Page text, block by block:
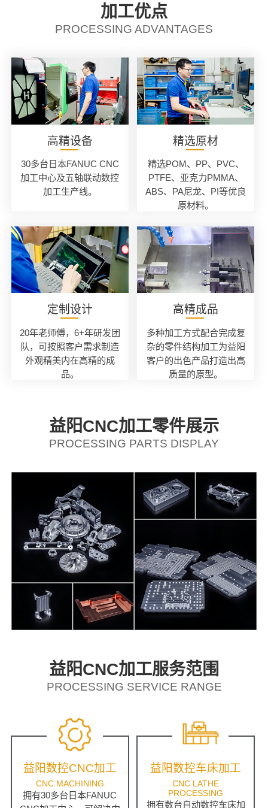
加工优点
PROCESSING ADVANTAGES
高精设备
30多台日本FANUC CNC
加工中心及五轴联动数控
加工生产线。
精选原材
精选POM、PP、PVC、
PTFE、亚克力PMMA、
ABS、PA尼龙、PI等优良
原材料。
定制设计
20年老师傅，6+年研发团
队，可按照客户需求制造
外观精美内在高精的成
品。
高精成品
多种加工方式配合完成复
杂的零件结构加工为益阳
客户的出色产品打造出高
质量的原型。
益阳CNC加工零件展示
PROCESSING PARTS DISPLAY
益阳CNC加工服务范围
PROCESSING SERVICE RANGE
益阳数控CNC加工
CNC MACHINING
拥有30多台日本FANUC
益阳数控车床加工
CNC LATHE
PROCESSING
拥有数台自动数控车床加